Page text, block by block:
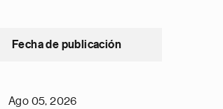
Fecha de publicación
Ago 05, 2026